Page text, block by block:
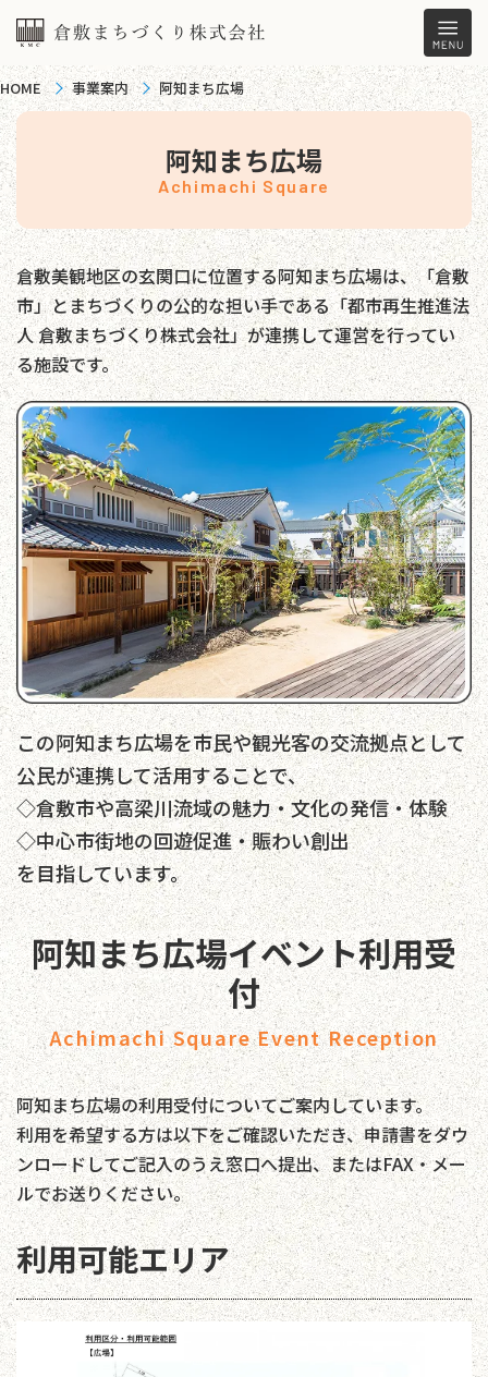
HOME 事業案内 阿知まち広場
阿知まち広場
Achimachi Square
倉敷美観地区の玄関口に位置する阿知まち広場は、「倉敷
市」とまちづくりの公的な担い手である「都市再生推進法
人 倉敷まちづくり株式会社」が連携して運営を行ってい
る施設です。
この阿知まち広場を市民や観光客の交流拠点として
公民が連携して活用することで、
◇倉敷市や高梁川流域の魅力・文化の発信・体験
◇中心市街地の回遊促進・賑わい創出
を目指しています。
阿知まち広場イベント利用受
付
Achimachi Square Event Reception
阿知まち広場の利用受付についてご案内しています。
利用を希望する方は以下をご確認いただき、申請書をダウ
ンロードしてご記入のうえ窓口へ提出、またはFAX・メー
ルでお送りください。
利用可能エリア